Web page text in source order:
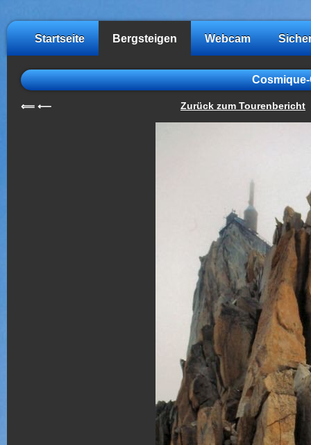
Startseite Bergsteigen Webcam
⟸ ⟵ Zurück zum Tourenbericht